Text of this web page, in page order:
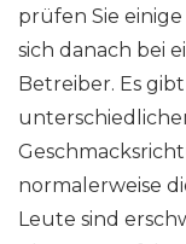
prüfen Sie
sich danach bei
Betreiber. Es
normalerweise
Leute sind